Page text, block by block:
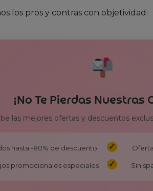
los pros y contras con objetividad:
¡No Te Pierdas Nuestras
las mejores ofertas y descuentos
hasta -80% de descuento
promocionales especiales Sin